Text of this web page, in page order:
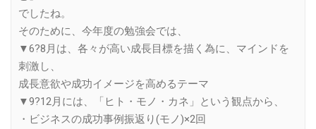
でしたね。
そのために、今年度の勉強会では、
▼6?8月は、各々が高い成長目標を描く為に、マインドを
刺激し、
成長意欲や成功イメージを高めるテーマ
▼9?12月には、「ヒト・モノ・カネ」という観点から、
・ビジネスの成功事例振返り(モノ)×2回